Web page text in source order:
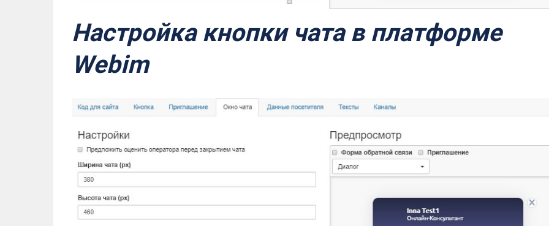
Настройка кнопки чата в платформе
Webim